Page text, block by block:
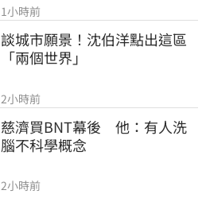
1小時前
談城市願景！沈伯洋點出這區
「兩個世界」
2小時前
慈濟買BNT幕後　他：有人洗
腦不科學概念
2小時前